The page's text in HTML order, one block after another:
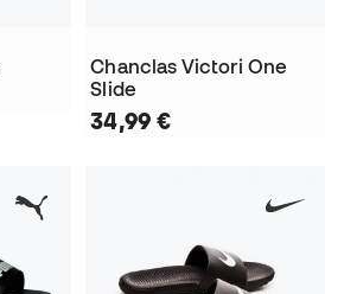
Chanclas Victori One
Slide
34,99 €